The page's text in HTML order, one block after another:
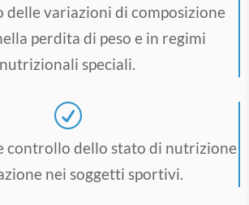
delle variazioni di composizione
perdita di peso e in regimi
nutrizionali speciali.
R
controllo dello stato di nutrizione
nei soggetti sportivi.